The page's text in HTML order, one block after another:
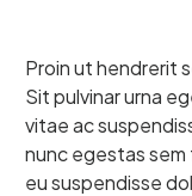
Proin ut hendrerit
Sit pulvinar urna
vitae ac
nunc egestas
eu suspendisse